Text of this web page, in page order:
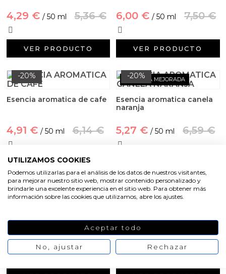
4,29 € / 50 ml 5,36 €
VER PRODUCTO
6,00 € / 50 ml 7,50 €
VER PRODUCTO
-20%
Esencia aromatica de cafe
4,91 € / 50 ml 6,14 €
VER PRODUCTO
-20%
FÓRMULA MEJORADA
Esencia aromatica canela
naranja
5,27 € / 50 ml 6,59 €
-20%
FÓRMULA MEJORADA
camomila extra
5,82 € / 50 ml 7,27 €
-20%
canela
3,27 € / 50 ml 4,09 €
UTILIZAMOS COOKIES
Podemos utilizarlas para el análisis de los datos de nuestros visitantes,
para mejorar nuestro sitio web, mostrar contenido personalizado y
brindarle una excelente experiencia en el sitio web. Para obtener más
información sobre las cookies que utilizamos, abre los ajustes.
Aceptar todo
No, ajustar Rechazar